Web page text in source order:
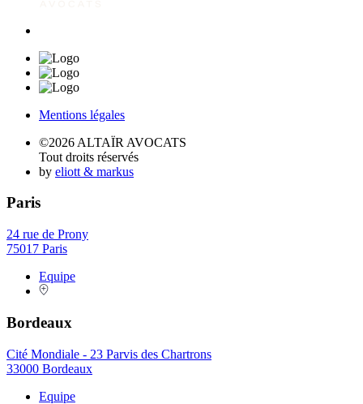
Mentions légales
©2026 ALTAÏR AVOCATS
Tout droits réservés
by eliott & markus
Paris
24 rue de Prony
75017 Paris
Equipe
Bordeaux
Cité Mondiale - 23 Parvis des Chartrons
33000 Bordeaux
Equipe